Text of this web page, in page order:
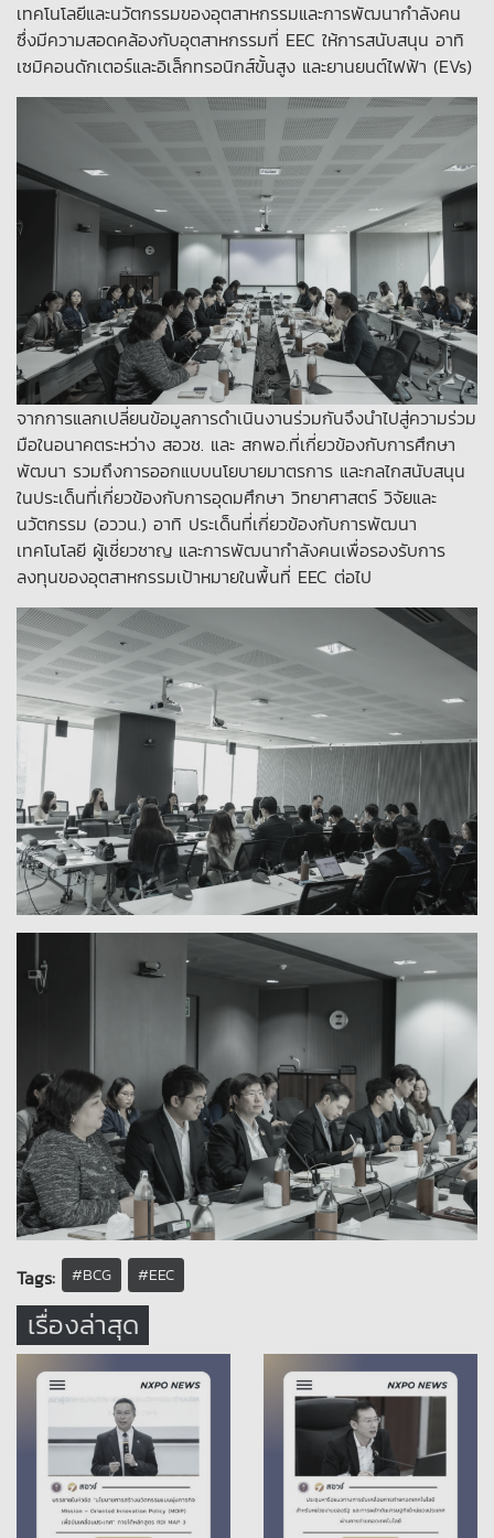
เทคโนโลยีและนวัตกรรมของอุตสาหกรรมและการพัฒนากำลังคน
ซึ่งมีความสอดคล้องกับอุตสาหกรรมที่ EEC ให้การสนับสนุน อาทิ
เซมิคอนดักเตอร์และอิเล็กทรอนิกส์ขั้นสูง และยานยนต์ไฟฟ้า (EVs)
จากการแลกเปลี่ยนข้อมูลการดำเนินงานร่วมกันจึงนำไปสู่ความร่วม
มือในอนาคตระหว่าง สอวช. และ สกพอ.ที่เกี่ยวข้องกับการศึกษา
พัฒนา รวมถึงการออกแบบนโยบายมาตรการ และกลไกสนับสนุน
ในประเด็นที่เกี่ยวข้องกับการอุดมศึกษา วิทยาศาสตร์ วิจัยและ
นวัตกรรม (อววน.) อาทิ ประเด็นที่เกี่ยวข้องกับการพัฒนา
เทคโนโลยี ผู้เชี่ยวชาญ และการพัฒนากำลังคนเพื่อรองรับการ
ลงทุนของอุตสาหกรรมเป้าหมายในพื้นที่ EEC ต่อไป
Tags: #BCG #EEC
เรื่องล่าสุด